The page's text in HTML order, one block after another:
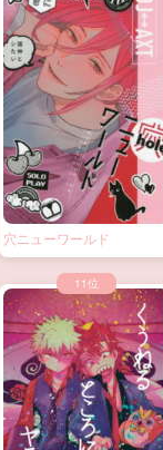
穴ニューワールド